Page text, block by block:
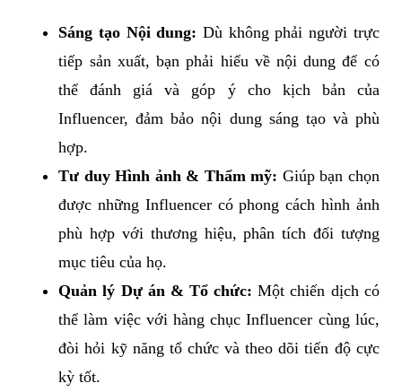
Sáng tạo Nội dung: Dù không phải người trực
tiếp sản xuất, bạn phải hiểu về nội dung để có
thể đánh giá và góp ý cho kịch bản của
Influencer, đảm bảo nội dung sáng tạo và phù
hợp.
Tư duy Hình ảnh & Thẩm mỹ: Giúp bạn chọn
được những Influencer có phong cách hình ảnh
phù hợp với thương hiệu, phân tích đối tượng
mục tiêu của họ.
Quản lý Dự án & Tổ chức: Một chiến dịch có
thể làm việc với hàng chục Influencer cùng lúc,
đòi hỏi kỹ năng tổ chức và theo dõi tiến độ cực
kỳ tốt.